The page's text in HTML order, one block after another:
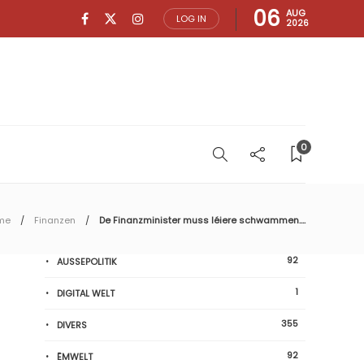
LOG IN 06 AUG
2026
0
Finanzen De Finanzminister muss léiere schwammen….
AUSSEPOLITIK 92
DIGITAL WELT 1
DIVERS 355
ËMWELT 92